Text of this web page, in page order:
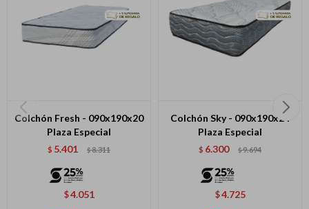
Colchón Fresh - 090x190x20
Plaza Especial
$ 5.401 $8.311
$4.051
Colchón Sky - 090x190x24
Plaza Especial
$ 6.300 $9.694
$4.725